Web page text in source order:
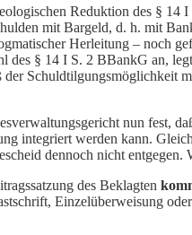
Reduktion des §
mit Bargeld, d. h. mit
Herleitung – noch
des § 14 I S. 2 BBankG
nun fest,
integriert werden kann.
dennoch nicht entgegen.
des Beklagten
Einzelüberweisung